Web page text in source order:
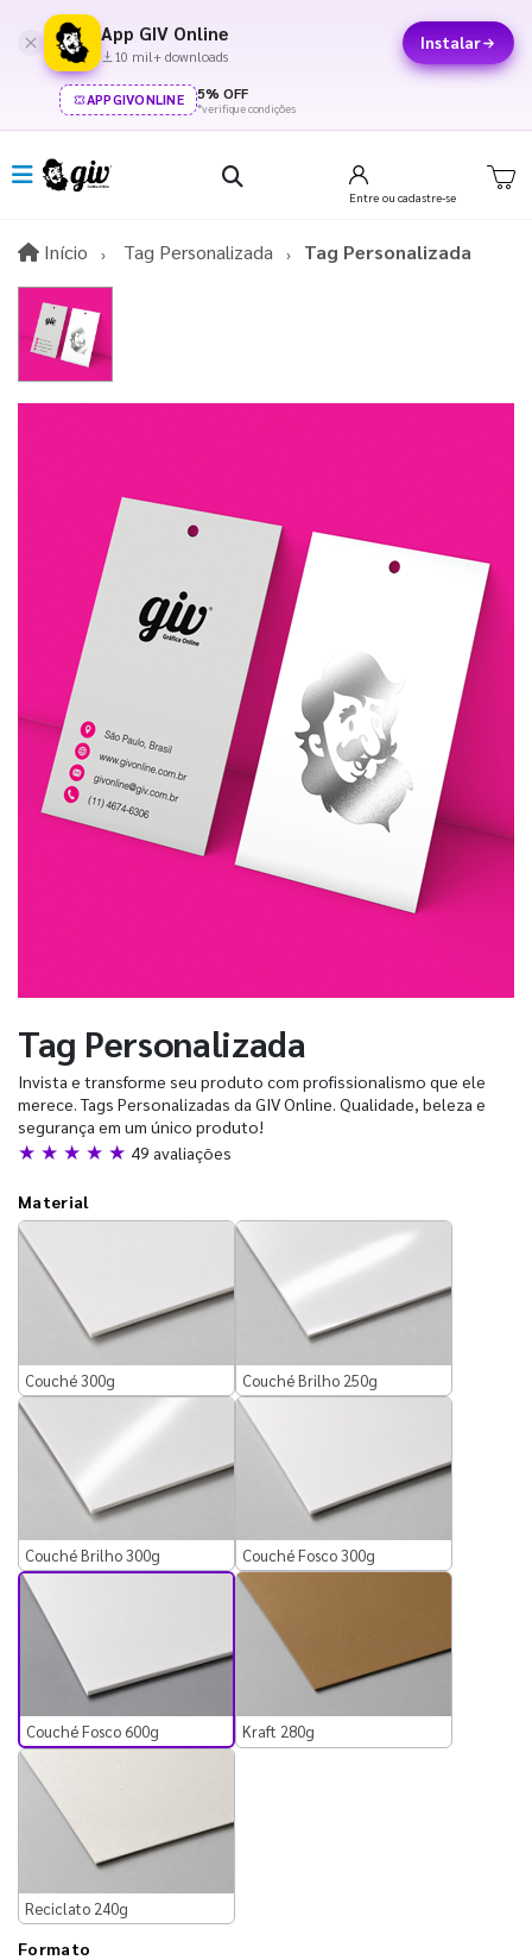
App GIV Online
10 mil+ downloads
Instalar
APPGIVONLINE 5% OFF
*verifique condições
Entre ou cadastre-se
Início InícioTag Personalizada Tag Personalizada
Tag Personalizada
Invista e transforme seu produto com profissionalismo que ele
merece. Tags Personalizadas da GIV Online. Qualidade, beleza e
segurança em um único produto!
★ ★ ★ ★ ★ 49 avaliações
Material
Couché 300g Couché Brilho 250g
Couché Brilho 300g Couché Fosco 300g
Couché Fosco 600g Kraft 280g
Reciclato 240g
Formato